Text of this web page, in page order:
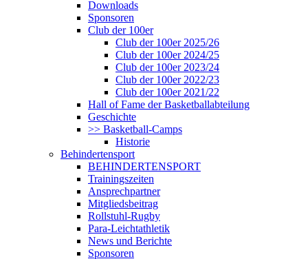
Downloads
Sponsoren
Club der 100er
Club der 100er 2025/26
Club der 100er 2024/25
Club der 100er 2023/24
Club der 100er 2022/23
Club der 100er 2021/22
Hall of Fame der Basketballabteilung
Geschichte
>> Basketball-Camps
Historie
Behindertensport
BEHINDERTENSPORT
Trainingszeiten
Ansprechpartner
Mitgliedsbeitrag
Rollstuhl-Rugby
Para-Leichtathletik
News und Berichte
Sponsoren